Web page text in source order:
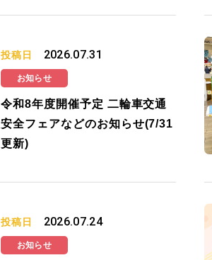
投稿日 2026.07.31
お知らせ
令和8年度開催予定 二輪車交通
安全フェアなどのお知らせ(7/31
更新)
投稿日 2026.07.24
お知らせ